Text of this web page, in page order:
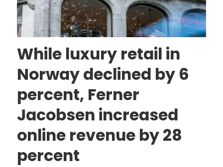
While luxury retail in
Norway declined by 6
percent, Ferner
Jacobsen increased
online revenue by 28
percent